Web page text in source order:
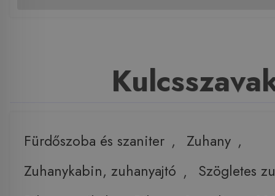
Fürdőszoba és szaniter , Zuhany ,
Zuhanykabin, zuhanyajtó ,
Szögletes